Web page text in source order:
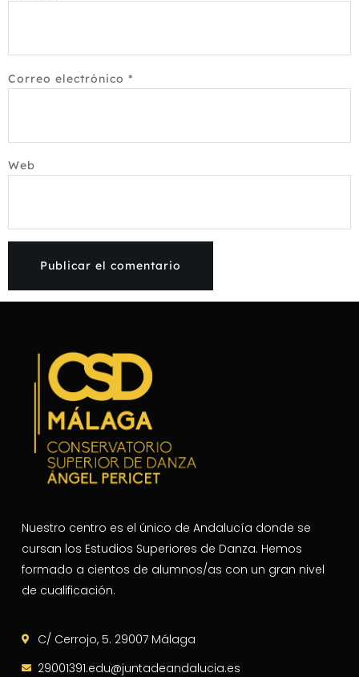
Correo electrónico *
Web
Nuestro centro es el único de Andalucía donde se
cursan los Estudios Superiores de Danza. Hemos
formado a cientos de alumnos/as con un gran nivel
de cualificación.
C/ Cerrojo, 5. 29007 Málaga
29001391.edu@juntadeandalucia.es